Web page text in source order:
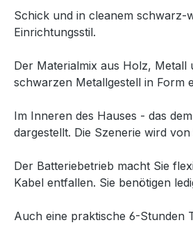
Schick und in cleanem schwarz-
Einrichtungsstil.
Der Materialmix aus Holz, Metall
schwarzen Metallgestell in Form
Im Inneren des Hauses - das
dargestellt. Die Szenerie wird
Der Batteriebetrieb macht Sie
Kabel entfallen. Sie benötigen
Auch eine praktische 6-Stunden